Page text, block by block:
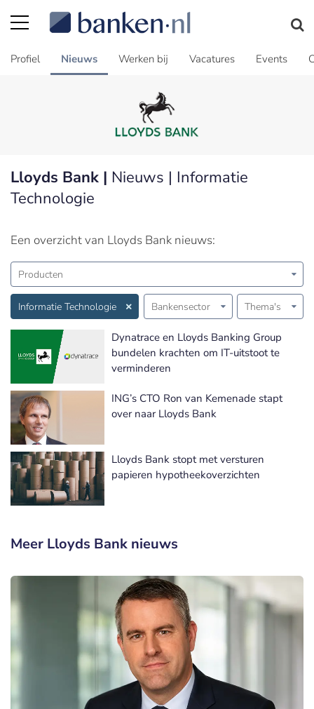
Profiel Nieuws Werken bij Vacatures Events
Lloyds Bank | Nieuws | Informatie
Technologie
Een overzicht van Lloyds Bank nieuws:
Producten
Informatie Technologie Bankensector Thema's
Dynatrace en Lloyds Banking Group
bundelen krachten om IT-uitstoot te
verminderen
ING’s CTO Ron van Kemenade stapt
over naar Lloyds Bank
Lloyds Bank stopt met versturen
papieren hypotheekoverzichten
Meer Lloyds Bank nieuws